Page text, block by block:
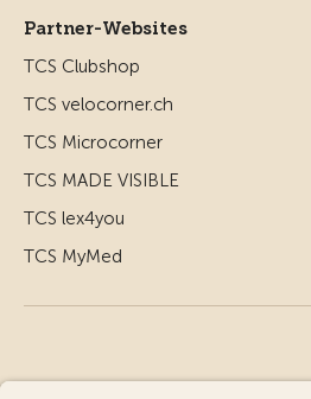
Partner-Websites
TCS Clubshop
TCS velocorner.ch
TCS Microcorner
TCS MADE VISIBLE
TCS lex4you
TCS MyMed